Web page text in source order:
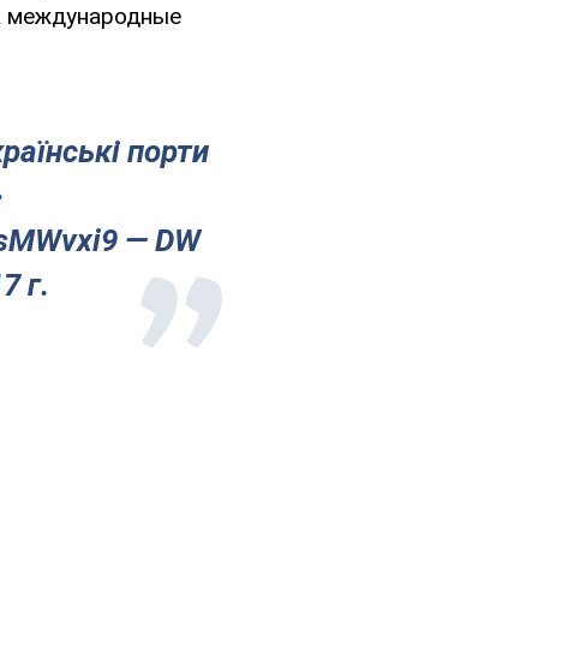
международные
порти
— DW
г.